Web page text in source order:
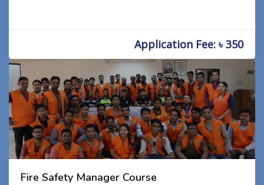
Application Fee: ৳ 350
Fire Safety Manager Course